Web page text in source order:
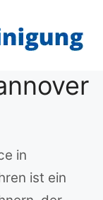
in
ist ein